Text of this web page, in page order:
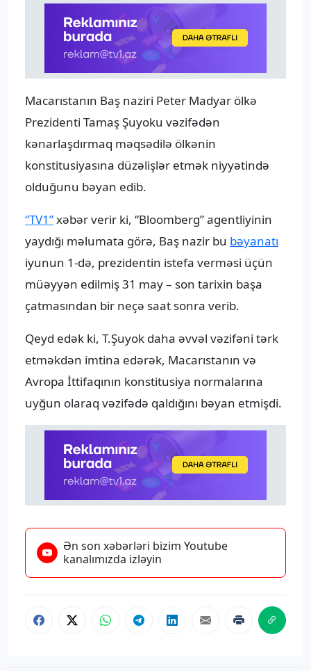
Macarıstanın Baş naziri Peter Madyar ölkə
Prezidenti Tamaş Şuyoku vəzifədən
kənarlaşdırmaq məqsədilə ölkənin
konstitusiyasına düzəlişlər etmək niyyətində
olduğunu bəyan edib.
“TV1”xəbər verir ki, “Bloomberg” agentliyinin
yaydığı məlumata görə, Baş nazir bu bəyanatı
iyunun 1-də, prezidentin istefa verməsi üçün
müəyyən edilmiş 31 may – son tarixin başa
çatmasından bir neçə saat sonra verib.
Qeyd edək ki, T.Şuyok daha əvvəl vəzifəni tərk
etməkdən imtina edərək, Macarıstanın və
Avropa İttifaqının konstitusiya normalarına
uyğun olaraq vəzifədə qaldığını bəyan etmişdi.
Ən son xəbərləri bizim Youtube
kanalımızda izləyin